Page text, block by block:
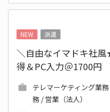
NEW
派遣
＼自由なイマドキ社
得＆PC入力＠1700円
テレマーケティング業
務 / 営業（法人）